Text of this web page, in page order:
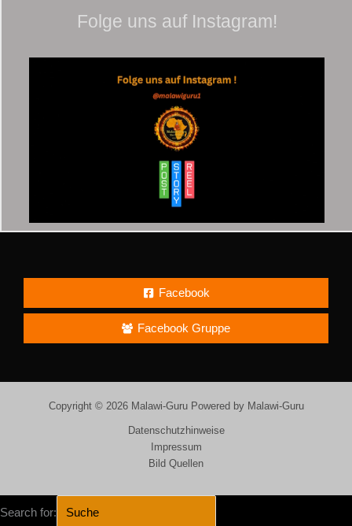
Folge uns auf Instagram!
Facebook
Facebook Gruppe
Copyright © 2026 Malawi-Guru Powered by Malawi-Guru
Datenschutzhinweise
Impressum
Bild Quellen
Search for: